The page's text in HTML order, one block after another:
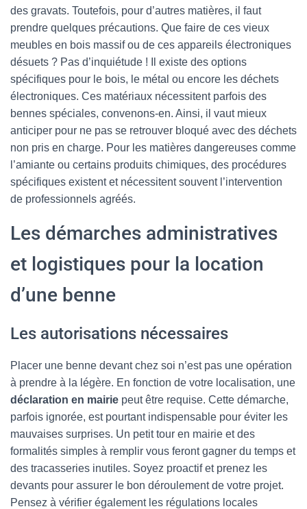
des gravats. Toutefois, pour d’autres matières, il faut
prendre quelques précautions. Que faire de ces vieux
meubles en bois massif ou de ces appareils électroniques
désuets ? Pas d’inquiétude ! Il existe des options
spécifiques pour le bois, le métal ou encore les déchets
électroniques. Ces matériaux nécessitent parfois des
bennes spéciales, convenons-en. Ainsi, il vaut mieux
anticiper pour ne pas se retrouver bloqué avec des déchets
non pris en charge. Pour les matières dangereuses comme
l’amiante ou certains produits chimiques, des procédures
spécifiques existent et nécessitent souvent l’intervention
de professionnels agréés.
Les démarches administratives
et logistiques pour la location
d’une benne
Les autorisations nécessaires
Placer une benne devant chez soi n’est pas une opération
à prendre à la légère. En fonction de votre localisation, une
déclaration en mairie peut être requise. Cette démarche,
parfois ignorée, est pourtant indispensable pour éviter les
mauvaises surprises. Un petit tour en mairie et des
formalités simples à remplir vous feront gagner du temps et
des tracasseries inutiles. Soyez proactif et prenez les
devants pour assurer le bon déroulement de votre projet.
Pensez à vérifier également les régulations locales